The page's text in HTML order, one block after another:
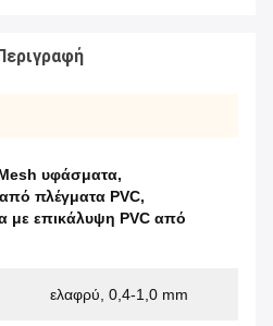
υφάσματα,
πλέγματα PVC,
με επικάλυψη PVC από
ελαφρύ, 0,4-1,0 mm